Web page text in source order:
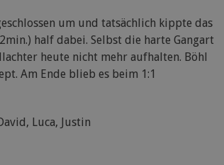
um und tatsächlich kippte das
half dabei. Selbst die harte Gangart
heute nicht mehr aufhalten. Böhl
Am Ende blieb es beim 1:1
Luca, Justin